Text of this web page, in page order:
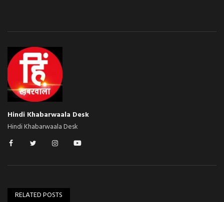
Hindi Khabarwaala Desk
Hindi Khabarwaala Desk
RELATED POSTS